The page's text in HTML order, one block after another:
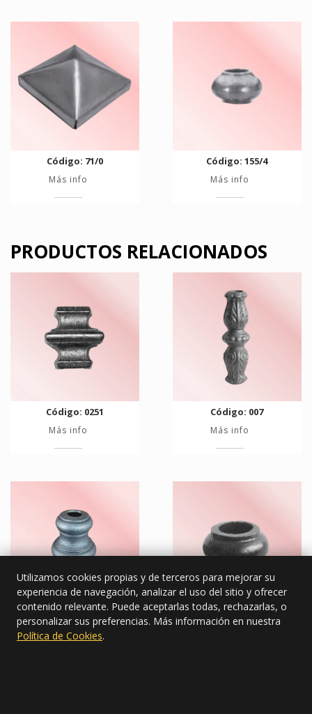
Utilizamos cookies propias y de terceros para mejorar su
experiencia de navegación, analizar el uso del sitio y ofrecer
contenido relevante. Puede aceptarlas todas, rechazarlas, o
personalizar sus preferencias. Más información en nuestra
Política de Cookies.
Código: 71/0
Más info
Código: 155/4
Más info
PRODUCTOS RELACIONADOS
Código: 0251
Más info
Código: 007
Más info
Código: 747/12/R
Más info
Código: 000